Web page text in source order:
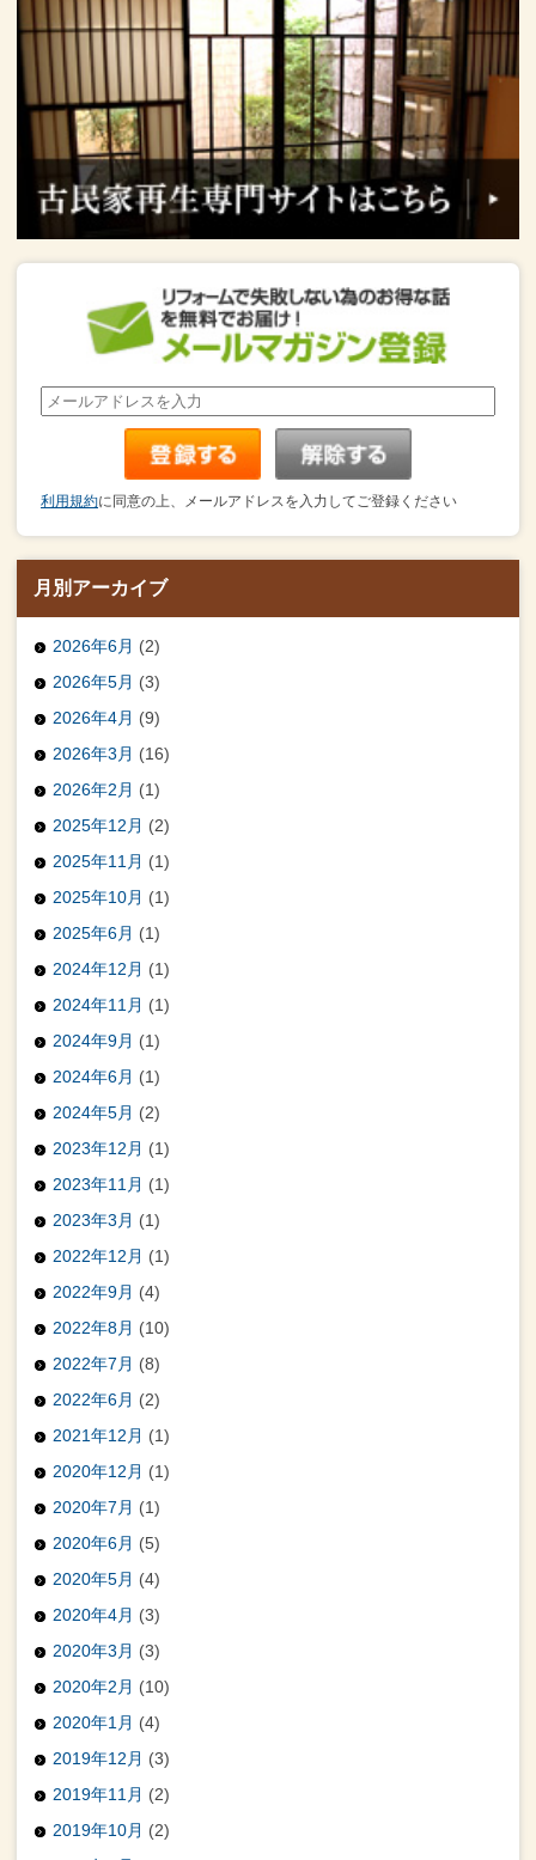
利用規約に同意の上、メールアドレスを入力してご登録ください
月別アーカイブ
2026年6月 (2)
2026年5月 (3)
2026年4月 (9)
2026年3月 (16)
2026年2月 (1)
2025年12月 (2)
2025年11月 (1)
2025年10月 (1)
2025年6月 (1)
2024年12月 (1)
2024年11月 (1)
2024年9月 (1)
2024年6月 (1)
2024年5月 (2)
2023年12月 (1)
2023年11月 (1)
2023年3月 (1)
2022年12月 (1)
2022年9月 (4)
2022年8月 (10)
2022年7月 (8)
2022年6月 (2)
2021年12月 (1)
2020年12月 (1)
2020年7月 (1)
2020年6月 (5)
2020年5月 (4)
2020年4月 (3)
2020年3月 (3)
2020年2月 (10)
2020年1月 (4)
2019年12月 (3)
2019年11月 (2)
2019年10月 (2)